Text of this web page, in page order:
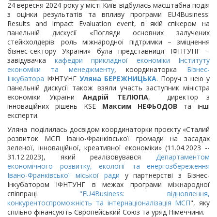
24 вересня 2024 року у місті Київ відбулась масштабна подія
з оцінки результатів та впливу програми EU4Business:
Results and Impact Evaluation event, в якій спікером на
панельній дискусії «Погляди основних залучених
стейкхолдерів: роль міжнародної підтримки – зміцнення
бізнес-сектору України» була представниця ІФНТУНГ –
завідувачка кафедри прикладної економіки
Інституту
економіки та менеджменту, координаторка Бізнес-
Інкубатора ІФНТУНГ Уляна БЕРЕЖНИЦЬКА. Поруч з нею у
панельній дискусії також взяли участь заступник міністра
економіки України Андрій ТЕЛЮПА, директор з
інноваційних рішень KSE Максим НЕФЬОДОВ та інші
експерти.
Уляна поділилась досвідом координаторки проєкту «Сталий
розвиток МСП Івано-Франківської громади на засадах
зеленої, інноваційної, креативної економіки» (11.04.2023 --
31.12.2023), який реалізовувався Департаментом
економічного розвитку, екології та енергозбереження
Івано-Франківської міської ради у партнерстві з Бізнес-
Інкубатором ІФНТУНГ в межах програми міжнародної
співпраці "EU4Business: відновлення,
конкурентоспроможність та інтернаціоналізація МСП", яку
спільно фінансують Європейський Союз та уряд Німеччини.